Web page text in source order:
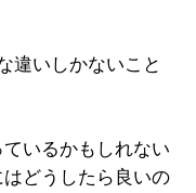
違いしかないこと
いるかもしれない
どうしたら良いの